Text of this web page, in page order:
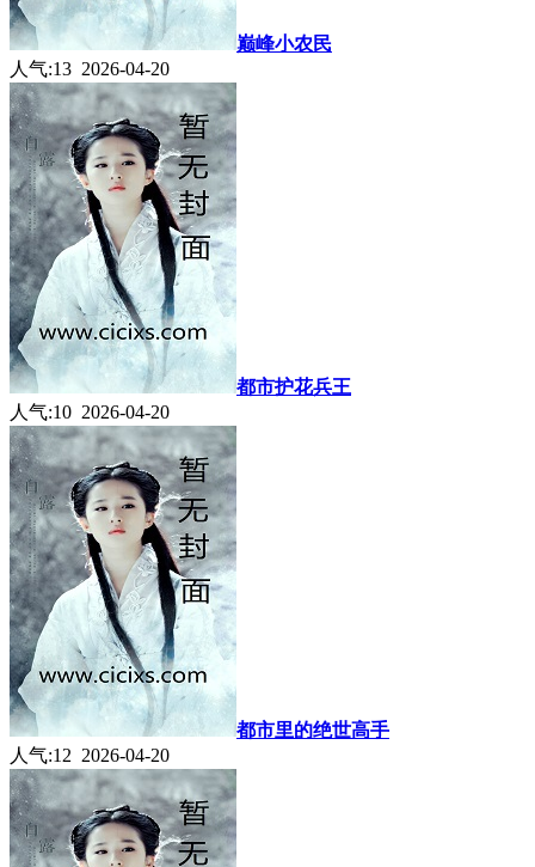
巅峰小农民
人气:13 2026-04-20
都市护花兵王
人气:10 2026-04-20
都市里的绝世高手
人气:12 2026-04-20